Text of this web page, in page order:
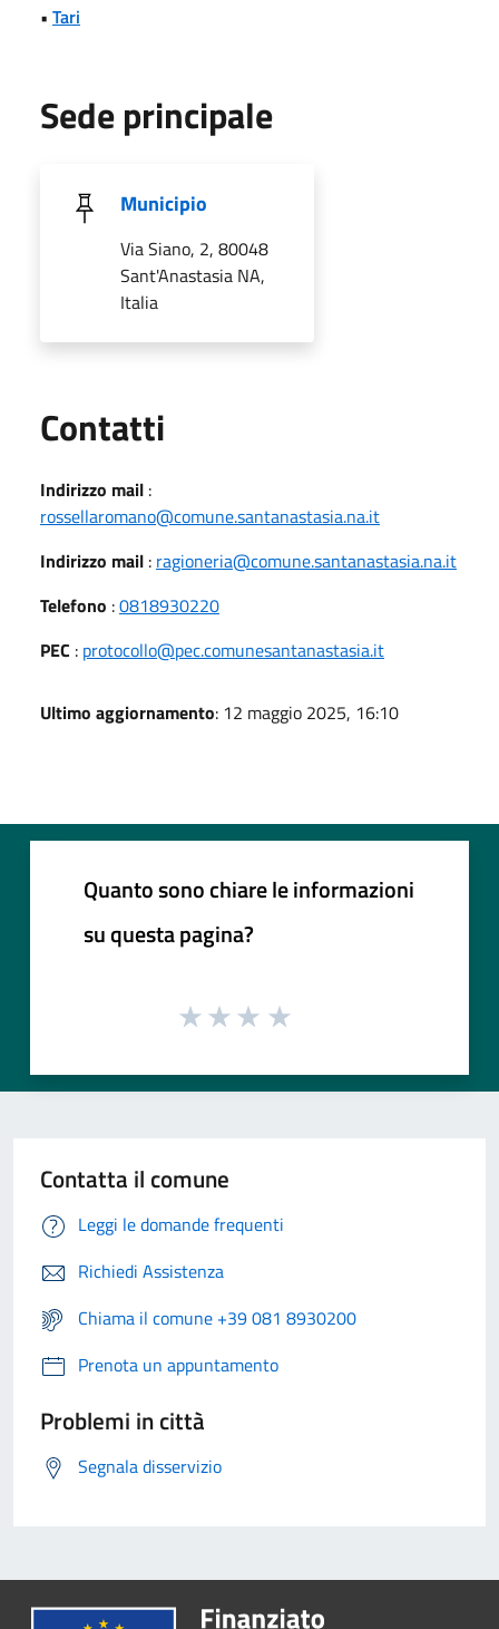
• Tari
Sede principale
Municipio
Via Siano, 2, 80048
Sant'Anastasia NA,
Italia
Contatti
Indirizzo mail :
rossellaromano@comune.santanastasia.na.it
Indirizzo mail : ragioneria@comune.santanastasia.na.it
Telefono :0818930220
PEC : protocollo@pec.comunesantanastasia.it
Ultimo aggiornamento: 12 maggio 2025, 16:10
Quanto sono chiare le informazioni
su questa pagina?
Contatta il comune
Leggi le domande frequenti
Richiedi Assistenza
Chiama il comune +39 081 8930200
Prenota un appuntamento
Problemi in città
Segnala disservizio